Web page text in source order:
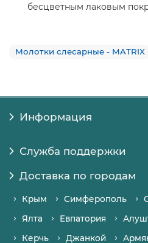
бесцветным лаковым
Молотки слесарные - MATRIX
Информация
Служба поддержки
Доставка по городам
Крым Симферополь
Ялта
Евпатория
Керчь
Джанкой